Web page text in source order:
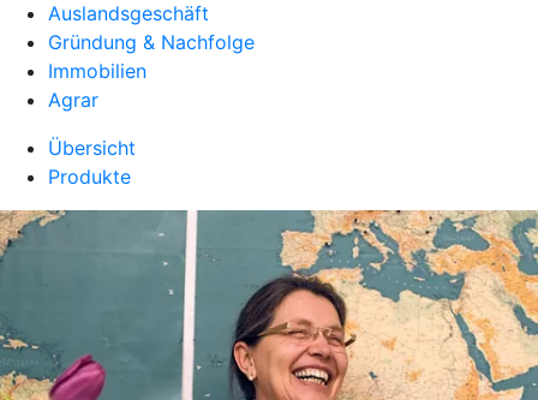
Auslandsgeschäft
Gründung & Nachfolge
Immobilien
Agrar
Übersicht
Produkte